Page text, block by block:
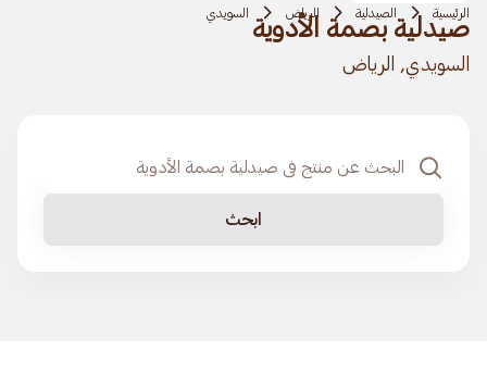
الرئيسية الصيدلية الرياض السويدي
صيدلية بصمة الأدوية
السويدي, الرياض
ابحث